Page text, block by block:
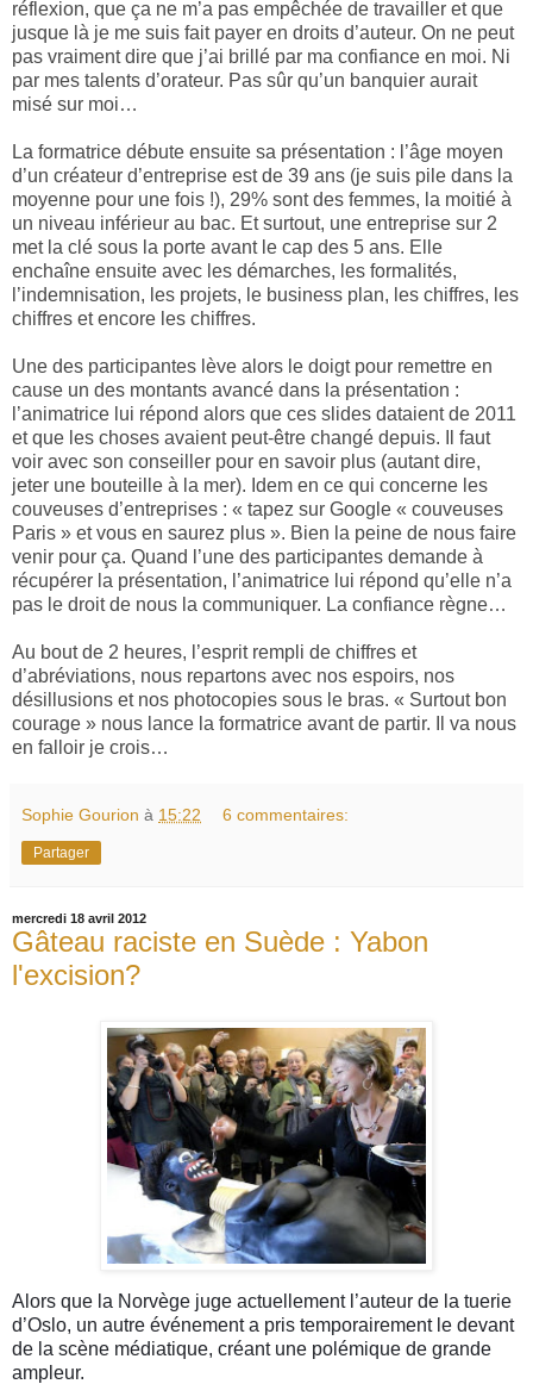
réflexion, que ça ne m’a pas empêchée de travailler et que
jusque là je me suis fait payer en droits d’auteur. On ne peut
pas vraiment dire que j’ai brillé par ma confiance en moi. Ni
par mes talents d’orateur. Pas sûr qu’un banquier aurait
misé sur moi…
La formatrice débute ensuite sa présentation : l’âge moyen
d’un créateur d’entreprise est de 39 ans (je suis pile dans la
moyenne pour une fois !), 29% sont des femmes, la moitié à
un niveau inférieur au bac. Et surtout, une entreprise sur 2
met la clé sous la porte avant le cap des 5 ans. Elle
enchaîne ensuite avec les démarches, les formalités,
l’indemnisation, les projets, le business plan, les chiffres, les
chiffres et encore les chiffres.
Une des participantes lève alors le doigt pour remettre en
cause un des montants avancé dans la présentation :
l’animatrice lui répond alors que ces slides dataient de 2011
et que les choses avaient peut-être changé depuis. Il faut
voir avec son conseiller pour en savoir plus (autant dire,
jeter une bouteille à la mer). Idem en ce qui concerne les
couveuses d’entreprises : « tapez sur Google « couveuses
Paris » et vous en saurez plus ». Bien la peine de nous faire
venir pour ça. Quand l’une des participantes demande à
récupérer la présentation, l’animatrice lui répond qu’elle n’a
pas le droit de nous la communiquer. La confiance règne…
Au bout de 2 heures, l’esprit rempli de chiffres et
d’abréviations, nous repartons avec nos espoirs, nos
désillusions et nos photocopies sous le bras. « Surtout bon
courage » nous lance la formatrice avant de partir. Il va nous
en falloir je crois…
Sophie Gourion à 15:22 6 commentaires:
Partager
mercredi 18 avril 2012
Gâteau raciste en Suède : Yabon
l'excision?
Alors que la Norvège juge actuellement l’auteur de la tuerie
d’Oslo, un autre événement a pris temporairement le devant
de la scène médiatique, créant une polémique de grande
ampleur.